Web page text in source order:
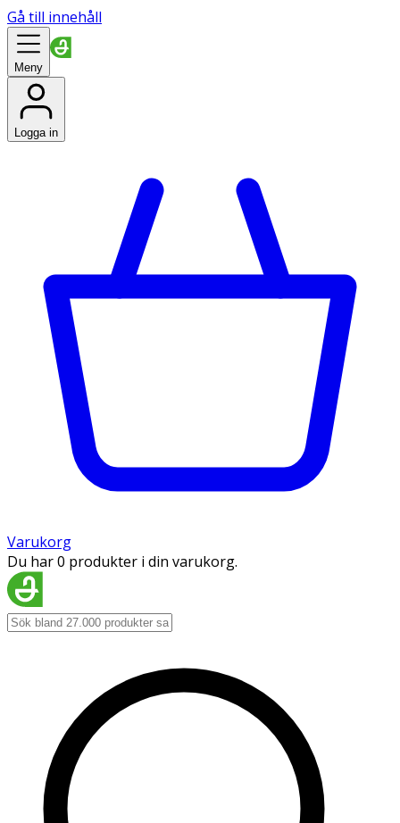
Gå till innehåll
Meny
Logga in
Varukorg
Du har 0 produkter i din varukorg.